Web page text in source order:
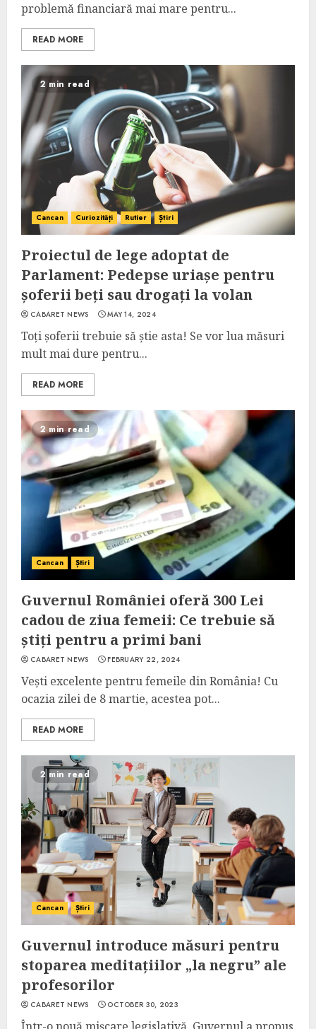
problemă financiară mai mare pentru...
READ MORE
2 min read
Cancan Curiozități Rutier Știri
Proiectul de lege adoptat de
Parlament: Pedepse uriașe pentru
șoferii beți sau drogați la volan
CABARET NEWS MAY 14, 2024
Toți șoferii trebuie să știe asta! Se vor lua măsuri
mult mai dure pentru...
READ MORE
2 min read
Cancan Știri
Guvernul României oferă 300 Lei
cadou de ziua femeii: Ce trebuie să
știți pentru a primi bani
CABARET NEWS FEBRUARY 22, 2024
Vești excelente pentru femeile din România! Cu
ocazia zilei de 8 martie, acestea pot...
READ MORE
2 min read
Cancan Știri
Guvernul introduce măsuri pentru
stoparea meditațiilor „la negru” ale
profesorilor
CABARET NEWS OCTOBER 30, 2023